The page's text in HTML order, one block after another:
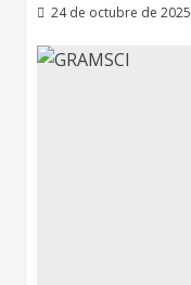
24 de octubre de 2025